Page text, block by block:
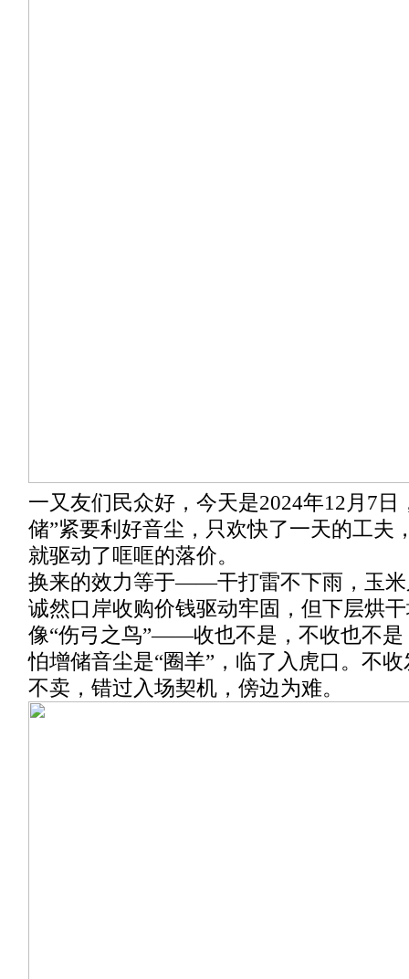
一又友们民众好，今天是2024年12月7日
储”紧要利好音尘，只欢快了一天的工夫
就驱动了哐哐的落价。
换来的效力等于——干打雷不下雨，玉米
诚然口岸收购价钱驱动牢固，但下层烘
像“伤弓之鸟”——收也不是，不收也不是
怕增储音尘是“圈羊”，临了入虎口。不
不卖，错过入场契机，傍边为难。